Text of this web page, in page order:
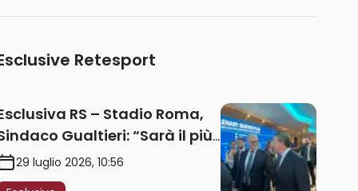
Retesport
RS – Stadio Roma,
Gualtieri: “Sarà il più
del mondo. Assoluta
politica. Prima pietra nel
29 luglio 2026, 10:56